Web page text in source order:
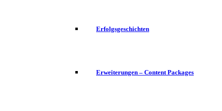
Erfolgsgeschichten
Erweiterungen – Content Packages